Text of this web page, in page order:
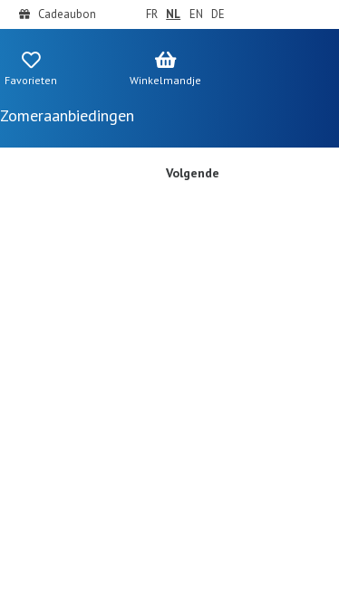
Cadeaubon FR NL EN DE
Favorieten Winkelmandje
Zomeraanbiedingen
Volgende